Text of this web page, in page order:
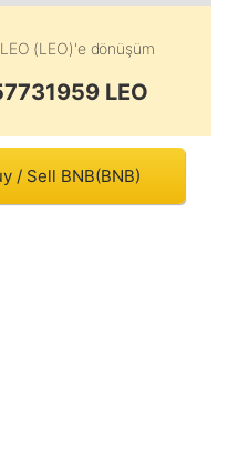
(LEO)'e dönüşüm
LEO
/ Sell BNB(BNB)